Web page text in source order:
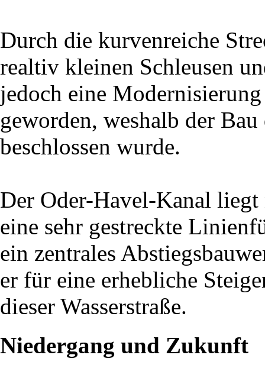
Durch die kurvenreiche
realtiv kleinen Schleusen
jedoch eine
geworden, weshalb der
beschlossen wurde.
Der Oder-Havel-Kanal
eine sehr gestreckte
ein zentrales
er für eine erhebliche
dieser Wasserstraße.
Niedergang und Zukunft